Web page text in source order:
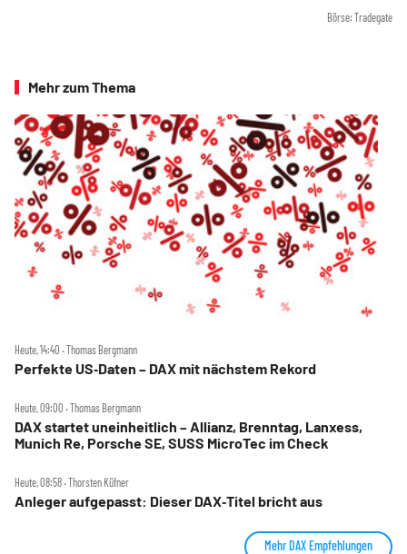
Börse: Tradegate
Mehr zum Thema
Heute, 14:40 ‧ Thomas Bergmann
Perfekte US‑Daten – DAX mit nächstem Rekord
Heute, 09:00 ‧ Thomas Bergmann
DAX startet uneinheitlich – Allianz, Brenntag, Lanxess,
Munich Re, Porsche SE, SUSS MicroTec im Check
Heute, 08:58 ‧ Thorsten Küfner
Anleger aufgepasst: Dieser DAX‑Titel bricht aus
Mehr DAX Empfehlungen